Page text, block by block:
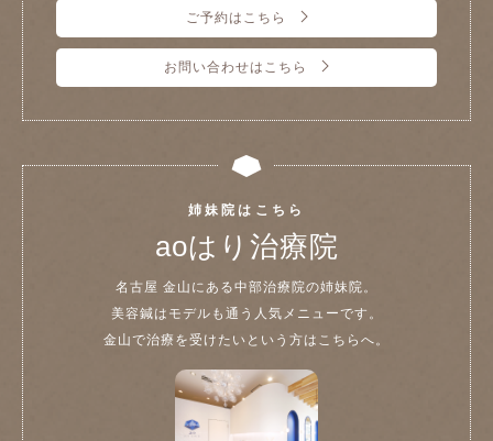
ご予約はこちら
お問い合わせはこちら
姉妹院はこちら
aoはり治療院
名古屋 金山にある中部治療院の姉妹院。
美容鍼はモデルも通う人気メニューです。
金山で治療を受けたいという方はこちらへ。